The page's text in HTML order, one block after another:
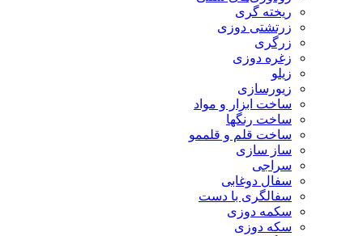
ریخته گری
زرتشتی دوزی
زرگری
زغره دوزی
زیلو
زیورسازی
ساخت ابزار و مواد
ساخت رنگها
ساخت قلم و قلممو
ساز سازی
سراجی
سفال دوغابی
سفالگری با دست
سکمه دوزی
سکه دوزی